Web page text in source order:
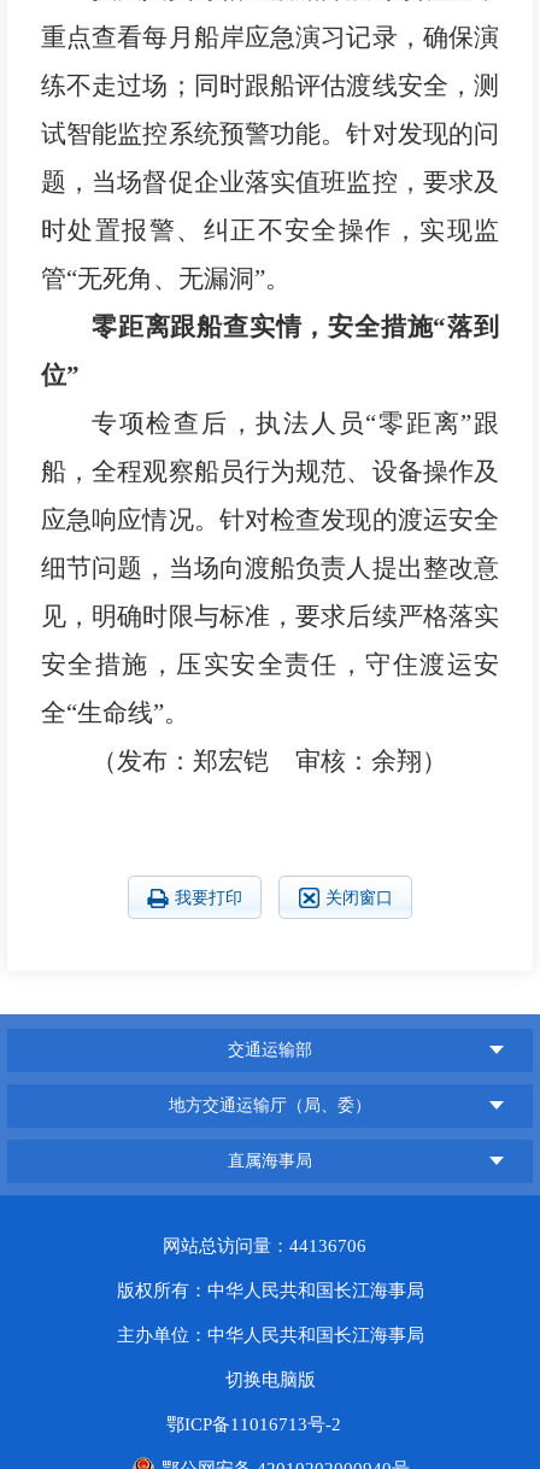
重点查看每月船岸应急演习记录，确保演
练不走过场；同时跟船评估渡线安全，测
试智能监控系统预警功能。针对发现的问
题，当场督促企业落实值班监控，要求及
时处置报警、纠正不安全操作，实现监
管“无死角、无漏洞”。
零距离跟船查实情，安全措施“落到
位”
专项检查后，执法人员“零距离”跟
船，全程观察船员行为规范、设备操作及
应急响应情况。针对检查发现的渡运安全
细节问题，当场向渡船负责人提出整改意
见，明确时限与标准，要求后续严格落实
安全措施，压实安全责任，守住渡运安
全“生命线”。
（发布：郑宏铠 审核：余翔）
我要打印 关闭窗口
交通运输部
地方交通运输厅（局、委）
直属海事局
网站总访问量：44136706
版权所有：中华人民共和国长江海事局
主办单位：中华人民共和国长江海事局
切换电脑版
鄂ICP备11016713号-2